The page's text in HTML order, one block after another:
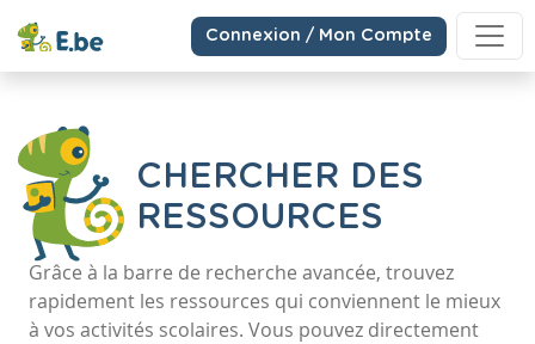
Connexion / Mon Compte
CHERCHER DES
RESSOURCES
Grâce à la barre de recherche avancée, trouvez
rapidement les ressources qui conviennent le mieux
à vos activités scolaires. Vous pouvez directement